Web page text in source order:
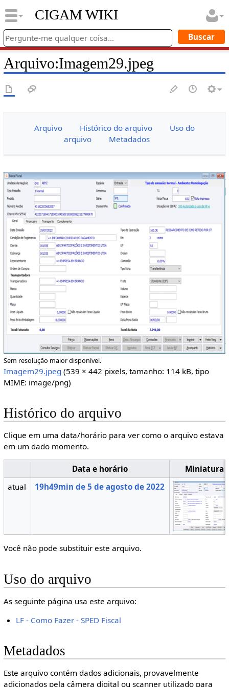
CIGAM WIKI
Arquivo:Imagem29.jpeg
Arquivo Histórico do arquivo
Uso do
arquivo
Metadados
Sem resolução maior disponível.
Imagem29.jpeg (539 × 442 pixels, tamanho: 114 kB, tipo
MIME: image/png)
Histórico do arquivo
Clique em uma data/horário para ver como o arquivo estava
em um dado momento.
Data e horário
Miniatura
atual
19h49min de 5 de agosto de 2022
Você não pode substituir este arquivo.
Uso do arquivo
As seguinte página usa este arquivo:
LF - Como Fazer - SPED Fiscal
Metadados
Este arquivo contém dados adicionais, provavelmente
adicionados pela câmera digital ou scanner utilizado para